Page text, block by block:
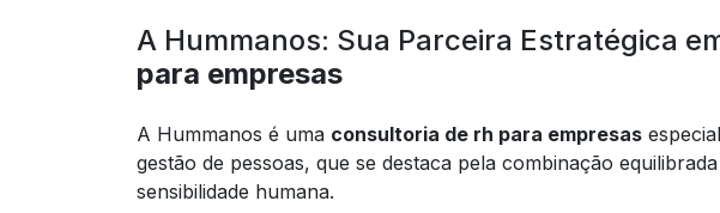
A Hummanos: Sua Parceira Estratégica
para empresas
A Hummanos é uma consultoria de rh para empresas
gestão de pessoas, que se destaca pela combinação
sensibilidade humana.